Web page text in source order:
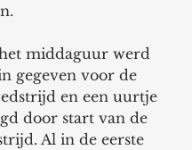
middaguur werd
gegeven voor de
en een uurtje
door start van de
Al in de eerste